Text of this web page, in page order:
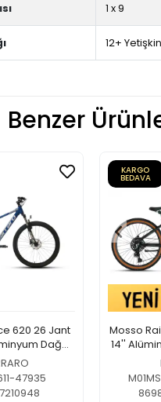
1 x 9
12+ Yetişkin
Benzer
620 26 Jant
Dağ
Mavi-Gümüş
47935
KARGO
BEDAVA
Mosso
14''